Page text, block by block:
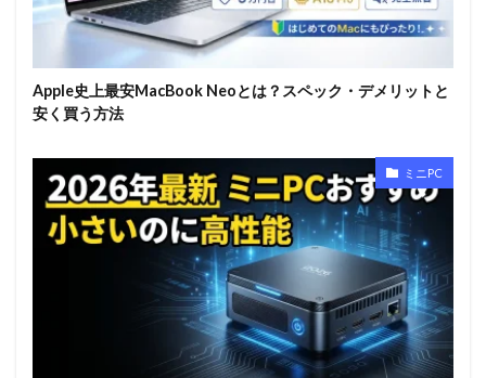
Apple史上最安MacBook Neoとは？スペック・デメリットと
安く買う方法
ミニPC